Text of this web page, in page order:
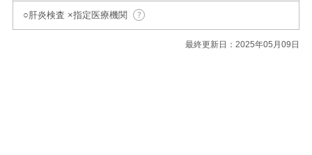
○肝炎検査 ×指定医療機関
最終更新日：2025年05月09日